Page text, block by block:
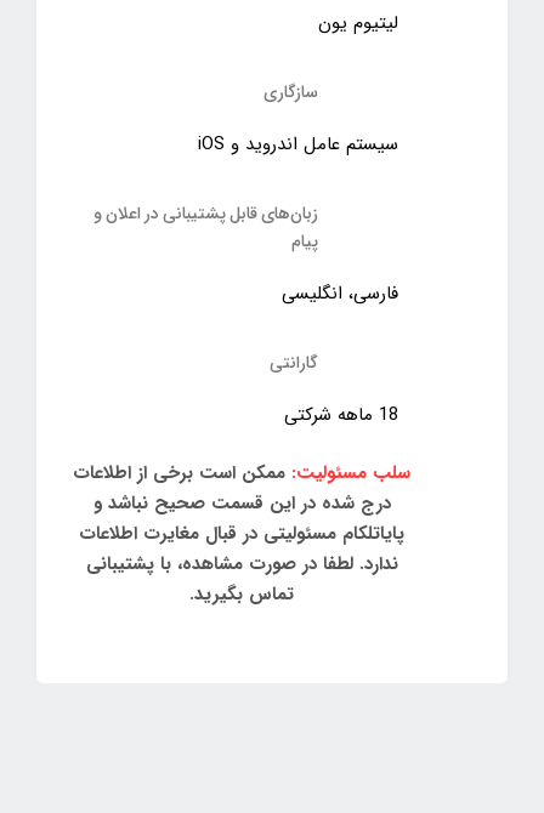
لیتیوم یون
سازگاری
سیستم عامل اندروید و iOS
زبان‌های قابل پشتیبانی در اعلان و
پیام
فارسی، انگلیسی
گارانتی
18 ماهه شرکتی
سلب مسئولیت: ممکن است برخی از اطلاعات
درج شده در این قسمت صحیح نباشد و
پایاتلکام مسئولیتی در قبال مغایرت اطلاعات
ندارد. لطفا در صورت مشاهده، با پشتیبانی
تماس بگیرید.